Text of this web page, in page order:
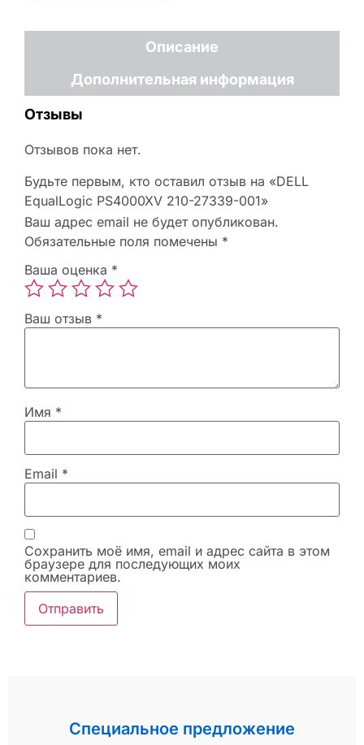
Описание
Дополнительная информация
Отзывы
Отзывов пока нет.
Будьте первым, кто оставил отзыв на «DELL
EqualLogic PS4000XV 210-27339-001»
Ваш адрес email не будет опубликован.
Обязательные поля помечены *
Ваша оценка *
Ваш отзыв *
Имя *
Email *
Сохранить моё имя, email и адрес сайта в этом
браузере для последующих моих
комментариев.
Специальное предложение